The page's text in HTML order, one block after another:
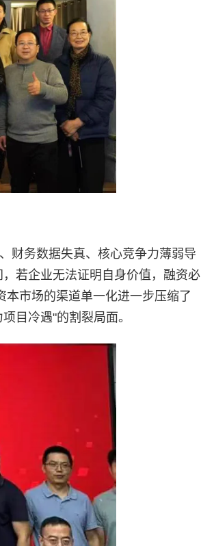
财务数据失真、核心竞争力薄弱导
若企业无法证明自身价值，融资必
市场的渠道单一化进一步压缩了
目冷遇"的割裂局面。